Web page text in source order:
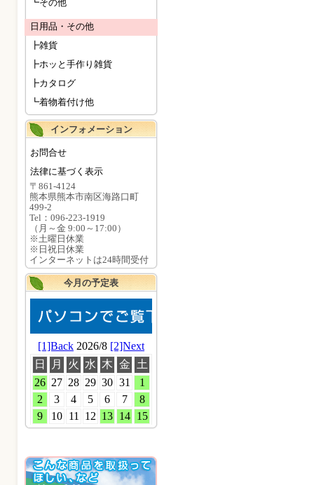
┗その他
日用品・その他
┣雑貨
┣ホッと手作り雑貨
┣カタログ
┗着物着付け他
インフォメーション
お問合せ
法律に基づく表示
〒861-4124
熊本県熊本市南区海路口町
499-2
Tel：096-223-1919
（月～金 9:00～17:00）
※土曜日休業
※日祝日休業
インターネットは24時間受付
今月の予定表